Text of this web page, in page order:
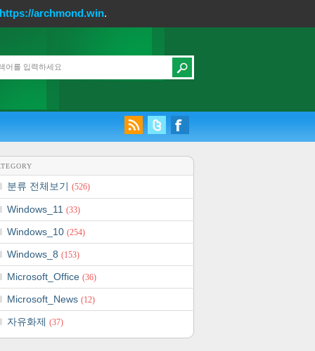
https://archmond.win.
분류 전체보기 (526)
Windows_11 (33)
Windows_10 (254)
Windows_8 (153)
Microsoft_Office (36)
Microsoft_News (12)
자유화제 (37)